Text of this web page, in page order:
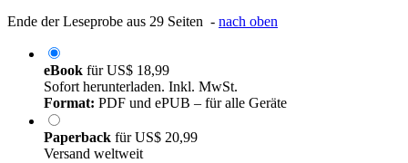
Ende der Leseprobe aus 29 Seiten - nach oben
eBook fürUS$ 18,99
Sofort herunterladen. Inkl. MwSt.
Format: PDF und ePUB – für alle Geräte
Paperback fürUS$ 20,99
Versand weltweit